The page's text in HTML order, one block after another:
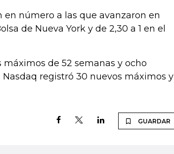
en número a las que avanzaron en
de Nueva York y de 2,30 a 1 en el
de 52 semanas y ocho
registró 30 nuevos máximos y
GUARDAR